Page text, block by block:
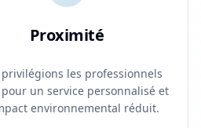
Proximité
les professionnels
pour un service personnalisé et
environnemental réduit.